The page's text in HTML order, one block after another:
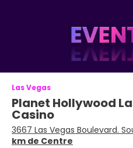
Las Vegas
Planet Hollywood
Casino
3667 Las Vegas Boulevard.
km de Centre